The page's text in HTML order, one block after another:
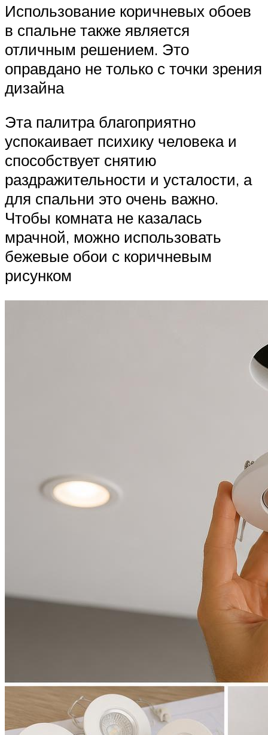
Использование коричневых обоев
в спальне также является
отличным решением. Это
оправдано не только с точки зрения
дизайна
Эта палитра благоприятно
успокаивает психику человека и
способствует снятию
раздражительности и усталости, а
для спальни это очень важно.
Чтобы комната не казалась
мрачной, можно использовать
бежевые обои с коричневым
рисунком